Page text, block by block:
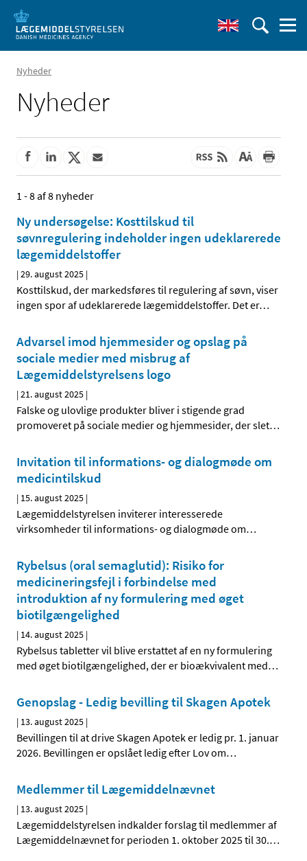
Nyheder
Nyheder
1 - 8 af 8 nyheder
Ny undersøgelse: Kosttilskud til
søvnregulering indeholder ingen udeklarerede
lægemiddelstoffer
|29. august 2025 |
Kosttilskud, der markedsføres til regulering af søvn, viser
ingen spor af udeklarerede lægemiddelstoffer. Det er…
Advarsel imod hjemmesider og opslag på
sociale medier med misbrug af
Lægemiddelstyrelsens logo
|21. august 2025 |
Falske og ulovlige produkter bliver i stigende grad
promoveret på sociale medier og hjemmesider, der slet…
Invitation til informations- og dialogmøde om
medicintilskud
| 15. august 2025 |
Lægemiddelstyrelsen inviterer interesserede
virksomheder til informations- og dialogmøde om…
Rybelsus (oral semaglutid): Risiko for
medicineringsfejl i forbindelse med
introduktion af ny formulering med øget
biotilgængelighed
| 14. august 2025 |
Rybelsus tabletter vil blive erstattet af en ny formulering
med øget biotilgængelighed, der er bioækvivalent med…
Genopslag - Ledig bevilling til Skagen Apotek
| 13. august 2025 |
Bevillingen til at drive Skagen Apotek er ledig pr. 1. januar
2026. Bevillingen er opslået ledig efter Lov om…
Medlemmer til Lægemiddelnævnet
| 13. august 2025 |
Lægemiddelstyrelsen indkalder forslag til medlemmer af
Lægemiddelnævnet for perioden 1. oktober 2025 til 30.…